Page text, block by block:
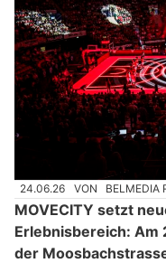
24.06.26 VON BELMEDIA
MOVECITY setzt
Erlebnisbereich:
der